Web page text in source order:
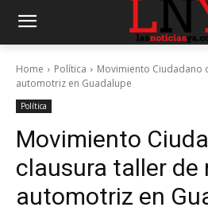
Home Política
Movimiento Ciudadano
automotriz en Guadalupe
Política
Movimiento
clausura taller de
automotriz en